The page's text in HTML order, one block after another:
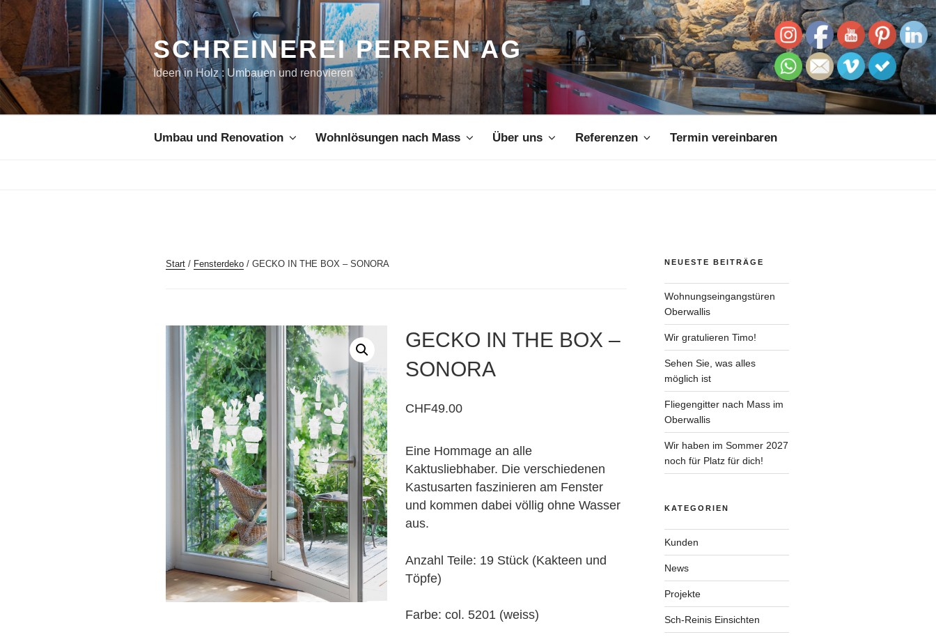
Inhalt
springen
SCHREINEREI PERREN AG
Ideen in Holz : Umbauen und renovieren
Umbau und Renovation Wohnlösungen nach Mass Über uns Referenzen Termin vereinbaren
Start / Fensterdeko / GECKO IN THE BOX – SONORA
GECKO IN THE BOX –
SONORA
CHF49.00
Eine Hommage an alle
Kaktusliebhaber. Die verschiedenen
Kastusarten faszinieren am Fenster
und kommen dabei völlig ohne Wasser
aus.
Anzahl Teile: 19 Stück (Kakteen und
Töpfe)
Farbe: col. 5201 (weiss)
NEUESTE BEITRÄGE
Wohnungseingangstüren
Oberwallis
Wir gratulieren Timo!
Sehen Sie, was alles
möglich ist
Fliegengitter nach Mass im
Oberwallis
Wir haben im Sommer 2027
noch für Platz für dich!
KATEGORIEN
Kunden
News
Projekte
Sch-Reinis Einsichten